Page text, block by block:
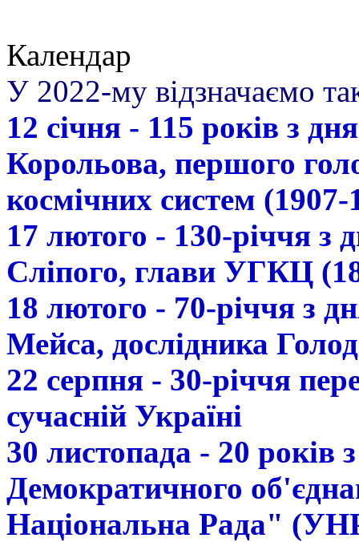
Календар
У 2022-му відзначаємо
12 січня - 115 років з
Корольова, першого
космічних систем (1907-
17 лютого - 130-річчя з
Сліпого, глави УГКЦ
18 лютого - 70-річчя з
Мейса, дослідника
22 серпня - 30-річчя
сучасній Україні
30 листопада - 20 років
Демократичного
Національна Рада"